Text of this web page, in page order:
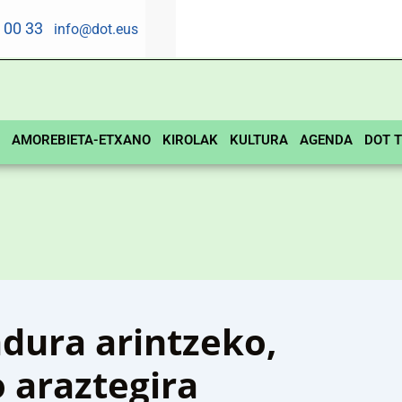
00 33 info@dot.eus
AMOREBIETA-ETXANO KIROLAK KULTURA AGENDA DOT
arintzeko,
araztegira